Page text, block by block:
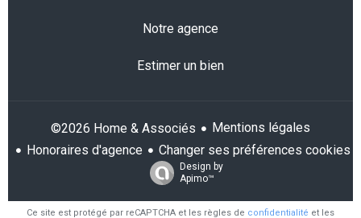
Notre agence
Estimer un bien
©2026 Home & Associés
Mentions légales
Honoraires d'agence
Changer ses préférences cookies
Design by
Apimo™
Ce site est protégé par reCAPTCHA et les règles de confidentialité et les